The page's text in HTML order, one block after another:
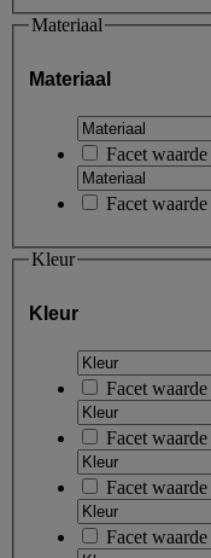
Materiaal
Materiaal
Facet waarde
Facet waarde
Kleur
Kleur
Facet waarde
Facet waarde
Facet waarde
Facet waarde